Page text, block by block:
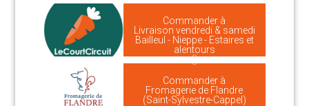
Commander à
Livraison vendredi & samedi
Bailleul - Nieppe - Estaires et
alentours
()
Commander à
Fromagerie de Flandre
(Saint-Sylvestre-Cappel)